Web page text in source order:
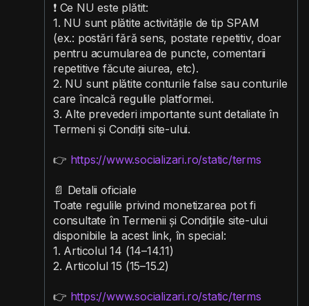
❗ Ce NU este plătit:
1. NU sunt plătite activitățile de tip SPAM
(ex.: postări fără sens, postate repetitiv, doar
pentru acumularea de puncte, comentarii
repetitive făcute aiurea, etc).
2. NU sunt plătite conturile false sau conturile
care încalcă regulile platformei.
3. Alte prevederi importante sunt detaliate în
Termeni și Condiții site-ului.
👉 https://www.socializari.ro/static/terms
📄 Detalii oficiale
Toate regulile privind monetizarea pot fi
consultate în Termenii și Condițiile site-ului
disponibile la acest link, în special:
1. Articolul 14 (14–14.11)
2. Articolul 15 (15–15.2)
👉 https://www.socializari.ro/static/terms